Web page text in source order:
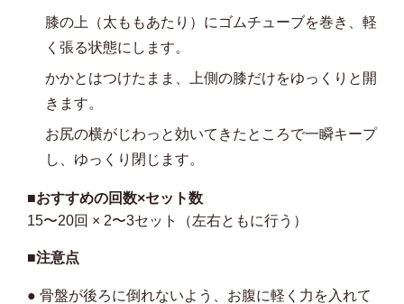
膝の上（太ももあたり）にゴムチューブを巻き、軽
く張る状態にします。
かかとはつけたまま、上側の膝だけをゆっくりと開
きます。
お尻の横がじわっと効いてきたところで一瞬キープ
し、ゆっくり閉じます。
■おすすめの回数×セット数
15〜20回 × 2〜3セット（左右ともに行う）
■注意点
● 骨盤が後ろに倒れないよう、お腹に軽く力を入れて